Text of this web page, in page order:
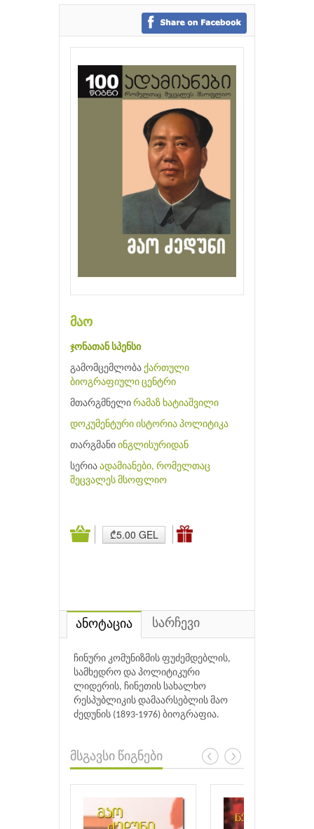
გამომცემლობები
მაო
ჯონათან სპენსი
გამომცემლობა ქართული
ბიოგრაფიული ცენტრი
მთარგმნელი რამაზ ხატიაშვილი
დოკუმენტური ისტორია პოლიტიკა
თარგმანი ინგლისურიდან
სერია ადამიანები, რომელთაც
შეცვალეს მსოფლიო
₾5.00 GEL
ანოტაცია სარჩევი
ჩინური კომუნიზმის ფუძემდებლის,
სამხედრო და პოლიტიკური
ლიდერის, ჩინეთის სახალხო
რესპუბლიკის დამაარსებლის მაო
ძედუნის (1893-1976) ბიოგრაფია.
მსგავსი წიგნები